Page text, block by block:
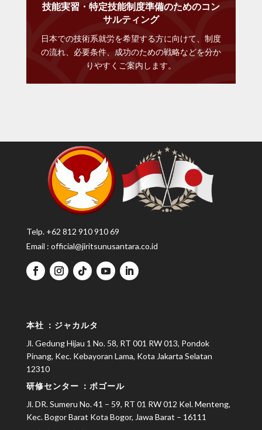
技能実習・特定技能制度準備のためのコン
サルティング
日本での技術系就労を希望する方に向けて、制度
の流れ、必要条件、成功のための戦略などを分か
りやすくご案内します。
Telp. +62 812 910 910 69
Email : official@jiritsunusantara.co.id
本社 ：ジャカルタ
Jl. Gedung Hijau 1 No. 58, RT 001 RW 013, Pondok
Pinang, Kec. Kebayoran Lama, Kota Jakarta Selatan
12310
研修センター ：ボゴール
Jl. DR. Sumeru No. 41 – 59, RT 01 RW 012 Kel. Menteng,
Kec. Bogor Barat Kota Bogor, Jawa Barat – 16111